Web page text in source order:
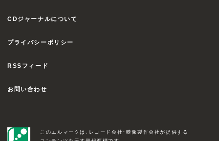
CDジャーナルについて
プライバシーポリシー
RSSフィード
お問い合わせ
このエルマークは、レコード会社・映像製作会社が提供する